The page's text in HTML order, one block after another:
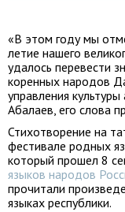
«В этом году мы
летие нашего
удалось перевести
коренных народов
управления
Абалаев, его слова
Стихотворение на
фестивале родных
который прошел 8
языков народов
прочитали
языках республики.